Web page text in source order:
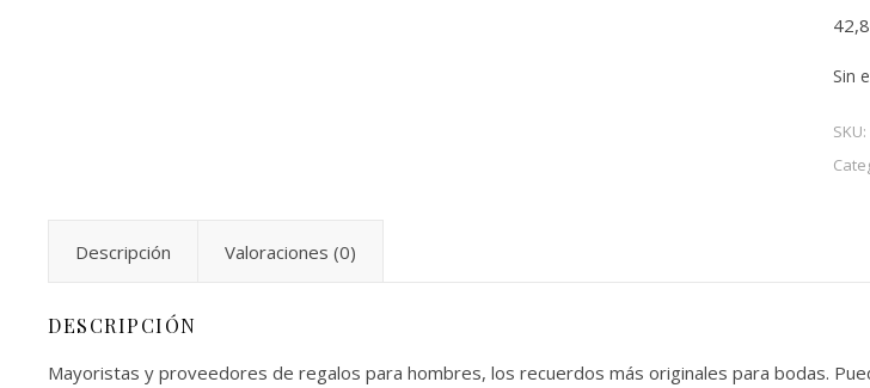
Sin
SKU:
Descripción Valoraciones (0)
DESCRIPCIÓN
Mayoristas y proveedores de regalos para hombres, los recuerdos más originales para bodas.